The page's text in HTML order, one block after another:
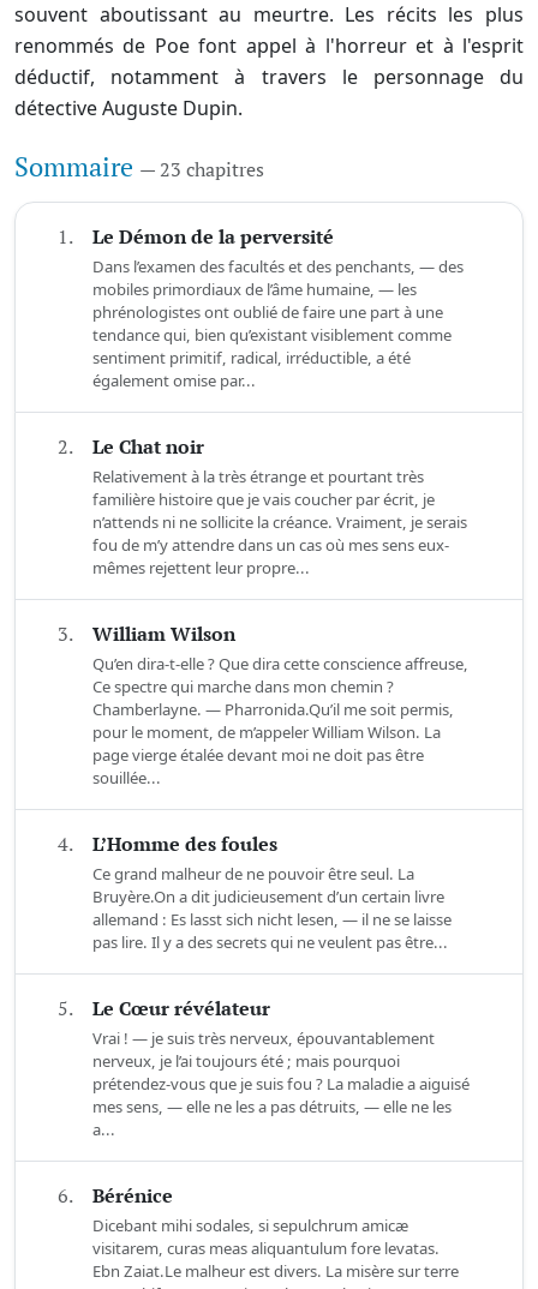
souvent aboutissant au meurtre. Les récits les plus
renommés de Poe font appel à l'horreur et à l'esprit
déductif, notamment à travers le personnage du
détective Auguste Dupin.
Sommaire — 23 chapitres
1. Le Démon de la perversité
Dans l’examen des facultés et des penchants, — des
mobiles primordiaux de l’âme humaine, — les
phrénologistes ont oublié de faire une part à une
tendance qui, bien qu’existant visiblement comme
sentiment primitif, radical, irréductible, a été
également omise par...
2. Le Chat noir
Relativement à la très étrange et pourtant très
familière histoire que je vais coucher par écrit, je
n’attends ni ne sollicite la créance. Vraiment, je serais
fou de m’y attendre dans un cas où mes sens eux-
mêmes rejettent leur propre...
3. William Wilson
Qu’en dira-t-elle ? Que dira cette conscience affreuse,
Ce spectre qui marche dans mon chemin ?
Chamberlayne. — Pharronida.Qu’il me soit permis,
pour le moment, de m’appeler William Wilson. La
page vierge étalée devant moi ne doit pas être
souillée...
4. L’Homme des foules
Ce grand malheur de ne pouvoir être seul. La
Bruyère.On a dit judicieusement d’un certain livre
allemand : Es lasst sich nicht lesen, — il ne se laisse
pas lire. Il y a des secrets qui ne veulent pas être...
5. Le Cœur révélateur
Vrai ! — je suis très nerveux, épouvantablement
nerveux, je l’ai toujours été ; mais pourquoi
prétendez-vous que je suis fou ? La maladie a aiguisé
mes sens, — elle ne les a pas détruits, — elle ne les
a...
6. Bérénice
Dicebant mihi sodales, si sepulchrum amicæ
visitarem, curas meas aliquantulum fore levatas.
Ebn Zaiat.Le malheur est divers. La misère sur terre